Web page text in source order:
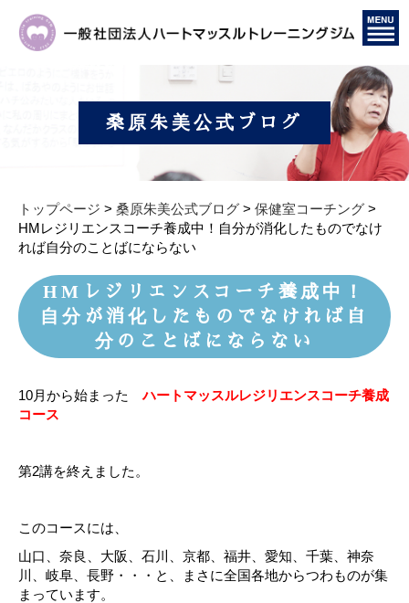
桑原朱美公式ブログ
トップページ > 桑原朱美公式ブログ > 保健室コーチング >
HMレジリエンスコーチ養成中！自分が消化したものでなけ
れば自分のことばにならない
HMレジリエンスコーチ養成中！
自分が消化したものでなければ自
分のことばにならない
10月から始まったハートマッスルレジリエンスコーチ養成
コース
第2講を終えました。
このコースには、
山口、奈良、大阪、石川、京都、福井、愛知、千葉、神奈
川、岐阜、長野・・・と、まさに全国各地からつわものが集
まっています。